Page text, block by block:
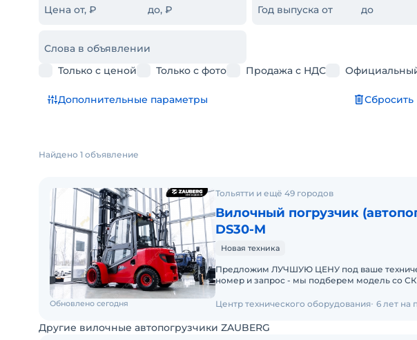
Цена от, ₽ до, ₽ Год выпуска от до
Слова в объявлении
Только с ценой
Только с фото Продажа с НДС
Дополнительные параметры Сбросить
Найдено 1 объявление
Тольятти и ещё 49 городов
Вилочный погрузчик
DS30-M
Новая техника
Предложим ЛУЧШУЮ ЦЕНУ под ваше техническое
номер и запрос - мы подберем модель со СКИДКОЙ. В
Обновлено сегодня Центр технического оборудования 6 лет на
Другие вилочные автопогрузчики ZAUBERG